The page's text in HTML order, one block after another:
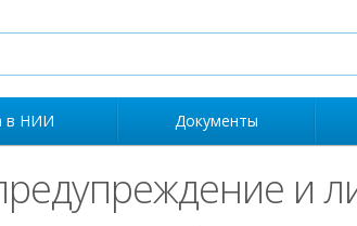
в НИИ Документы
и